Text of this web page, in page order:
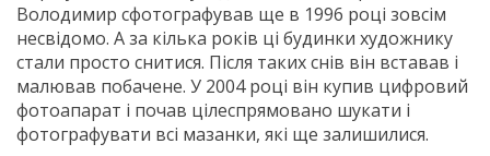
Володимир сфотографував ще в 1996 році зовсім
несвідомо. А за кілька років ці будинки художнику
стали просто снитися. Після таких снів він вставав і
малював побачене. У 2004 році він купив цифровий
фотоапарат і почав цілеспрямовано шукати і
фотографувати всі мазанки, які ще залишилися.